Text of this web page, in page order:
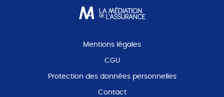
Mentions légales
CGU
Protection des données personnelles
Contact